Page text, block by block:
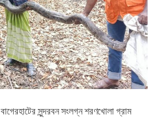
বাগেরহাটের সুন্দরবন সংলগ্ন শরণখোলা গ্রাম